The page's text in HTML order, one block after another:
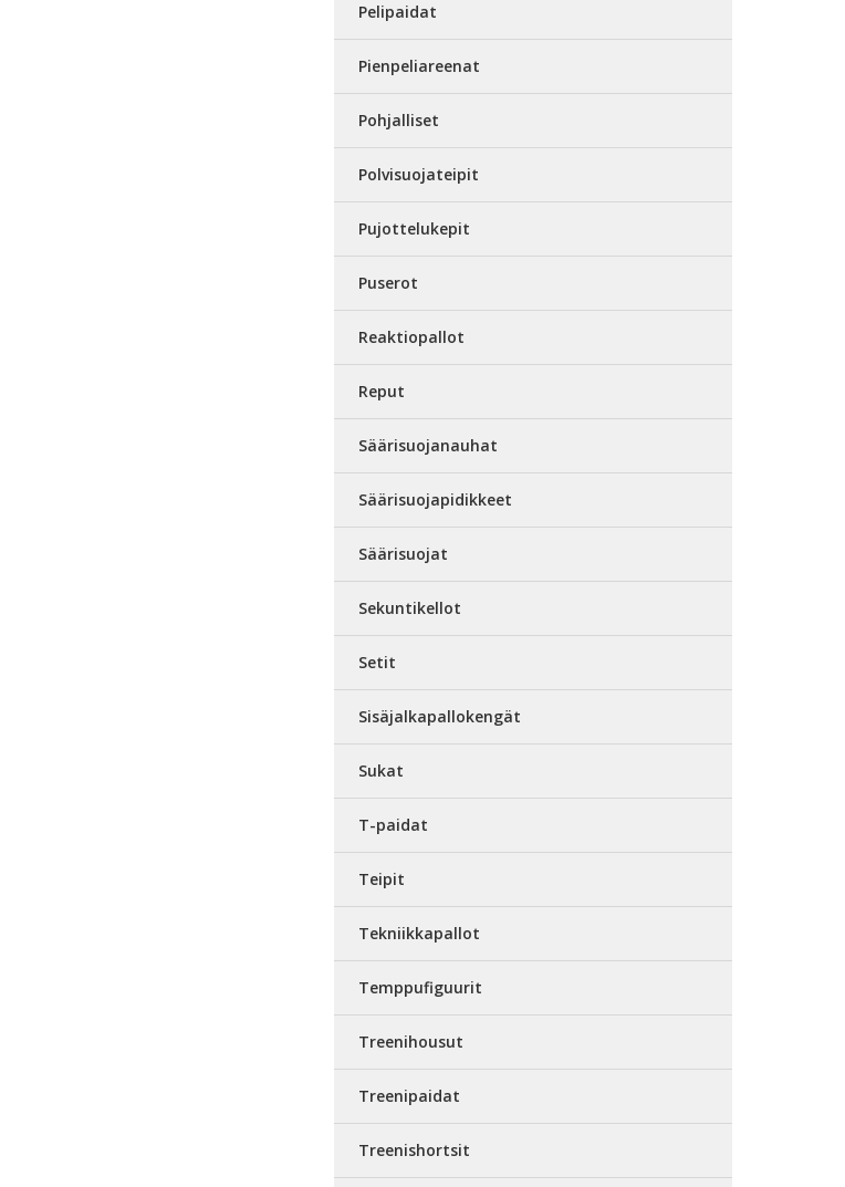
Pelipaidat
Pienpeliareenat
Pohjalliset
Polvisuojateipit
Pujottelukepit
Puserot
Reaktiopallot
Reput
Säärisuojanauhat
Säärisuojapidikkeet
Säärisuojat
Sekuntikellot
Setit
Sisäjalkapallokengät
Sukat
T-paidat
Teipit
Tekniikkapallot
Temppufiguurit
Treenihousut
Treenipaidat
Treenishortsit